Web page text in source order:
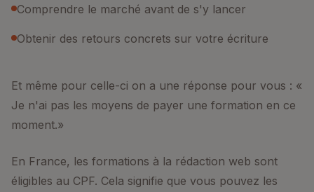
Comprendre le marché avant de s'y lancer
Obtenir des retours concrets sur votre écriture
Et même pour celle-ci on a une réponse pour vous : «
Je n'ai pas les moyens de payer une formation en ce
moment.»
En France, les formations à la rédaction web sont
éligibles au CPF. Cela signifie que vous pouvez les